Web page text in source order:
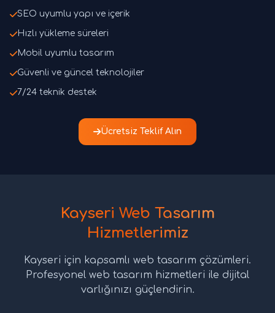
SEO uyumlu yapı ve içerik
Hızlı yükleme süreleri
Mobil uyumlu tasarım
Güvenli ve güncel teknolojiler
7/24 teknik destek
Ücretsiz Teklif Alın
Kayseri Web Tasarım
Hizmetlerimiz
Kayseri için kapsamlı web tasarım çözümleri.
Profesyonel web tasarım hizmetleri ile dijital
varlığınızı güçlendirin.